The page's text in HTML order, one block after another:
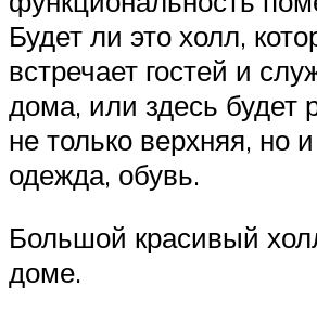
Будет ли это холл,
встречает гостей и
дома, или здесь будет
не только верхняя, но
одежда, обувь.
Большой красивый
доме.